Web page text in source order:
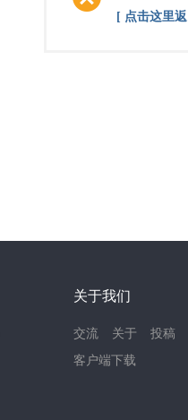
[ 点击这里
关于我们
交流 关于
投稿
客户端下载